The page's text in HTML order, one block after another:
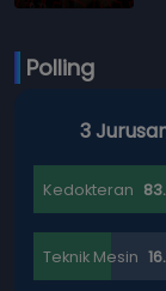
Polling
3
Kedokteran
Teknik Mesin